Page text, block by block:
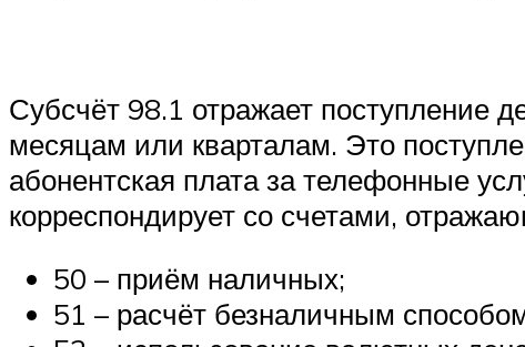
Субсчёт 98.1 отражает поступление
месяцам или кварталам. Это
абонентская плата за телефонные
корреспондирует со счетами,
50 – приём наличных;
51 – расчёт безналичным